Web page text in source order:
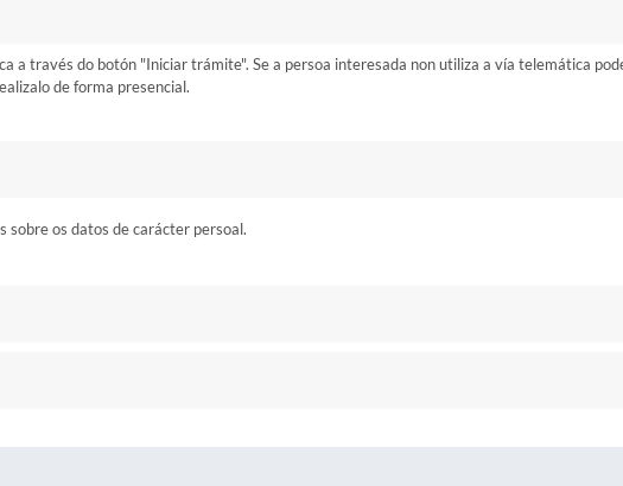
a través do botón "Iniciar trámite". Se a persoa interesada non utiliza a vía telemática
de forma presencial.
sobre os datos de carácter persoal.